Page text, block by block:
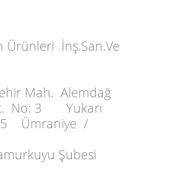
Ürünleri İnş.San.Ve
Mah. Alemdağ
No: 3 Yukarı
Ümraniye /
Şubesi